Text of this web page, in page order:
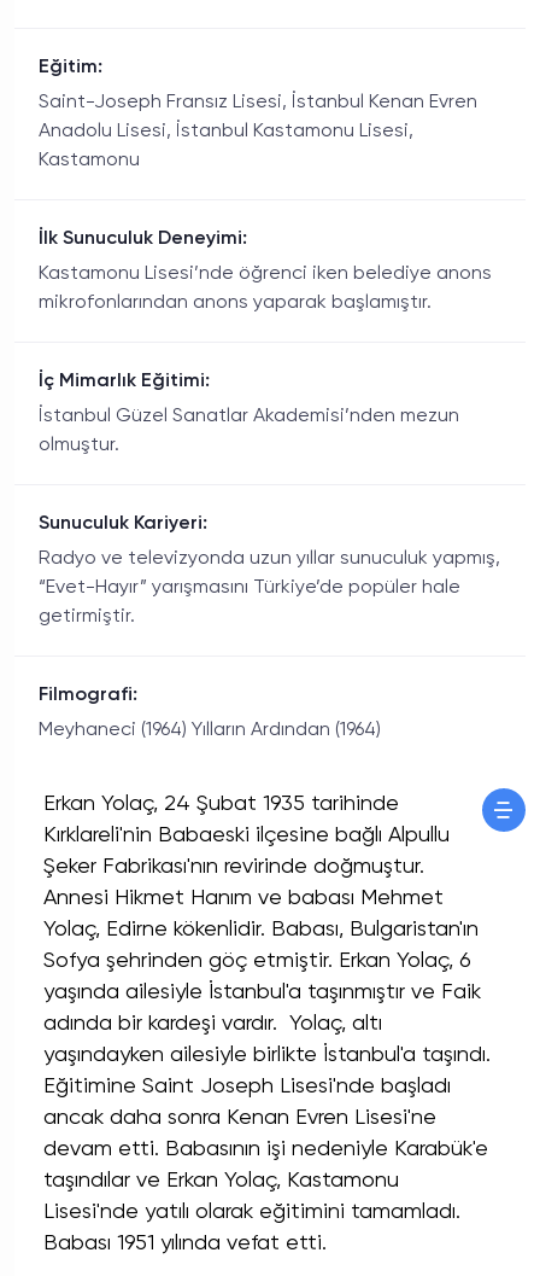
Erkan Yolaç, 24 Şubat 1935 tarihinde
Kırklareli'nin Babaeski ilçesine bağlı Alpullu
Şeker Fabrikası'nın revirinde doğmuştur.
Annesi Hikmet Hanım ve babası Mehmet
Yolaç, Edirne kökenlidir. Babası, Bulgaristan'ın
Sofya şehrinden göç etmiştir. Erkan Yolaç, 6
yaşında ailesiyle İstanbul'a taşınmıştır ve Faik
adında bir kardeşi vardır. Yolaç, altı
yaşındayken ailesiyle birlikte İstanbul'a taşındı.
Eğitimine Saint Joseph Lisesi'nde başladı
ancak daha sonra Kenan Evren Lisesi'ne
devam etti. Babasının işi nedeniyle Karabük'e
taşındılar ve Erkan Yolaç, Kastamonu
Lisesi'nde yatılı olarak eğitimini tamamladı.
Babası 1951 yılında vefat etti.
Eğitim:
Saint-Joseph Fransız Lisesi, İstanbul Kenan Evren
Anadolu Lisesi, İstanbul Kastamonu Lisesi,
Kastamonu
İlk Sunuculuk Deneyimi:
Kastamonu Lisesi’nde öğrenci iken belediye anons
mikrofonlarından anons yaparak başlamıştır.
İç Mimarlık Eğitimi:
İstanbul Güzel Sanatlar Akademisi’nden mezun
olmuştur.
Sunuculuk Kariyeri:
Radyo ve televizyonda uzun yıllar sunuculuk yapmış,
“Evet-Hayır” yarışmasını Türkiye’de popüler hale
getirmiştir.
Filmografi:
Meyhaneci (1964) Yılların Ardından (1964)